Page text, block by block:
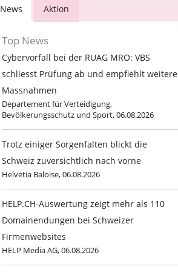
News Aktion
Top News
Cybervorfall bei der RUAG MRO: VBS
schliesst Prüfung ab und empfiehlt weitere
Massnahmen
Departement für Verteidigung,
Bevölkerungsschutz und Sport, 06.08.2026
Trotz einiger Sorgenfalten blickt die
Schweiz zuversichtlich nach vorne
Helvetia Baloise, 06.08.2026
HELP.CH-Auswertung zeigt mehr als 110
Domainendungen bei Schweizer
Firmenwebsites
HELP Media AG, 06.08.2026